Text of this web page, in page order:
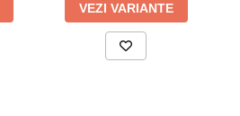
VEZI VARIANTE